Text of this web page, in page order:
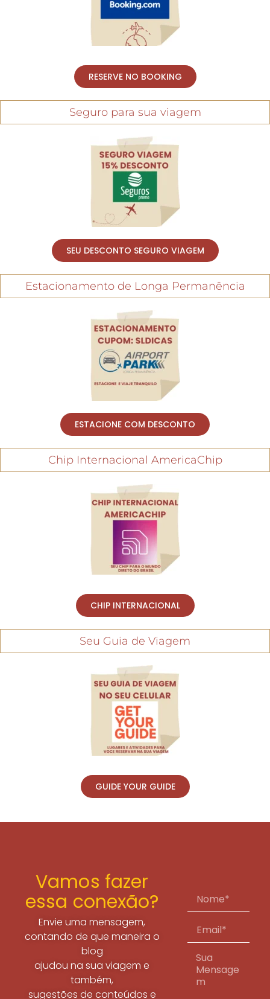
RESERVE NO BOOKING
Seguro para sua viagem
SEU DESCONTO SEGURO VIAGEM
Estacionamento de Longa Permanência
ESTACIONE COM DESCONTO
Chip Internacional AmericaChip
CHIP INTERNACIONAL
Seu Guia de Viagem
GUIDE YOUR GUIDE
Vamos fazer
essa conexão?
Envie uma mensagem,
contando de que maneira o
blog
ajudou na sua viagem e
também,
sugestões de conteúdos e